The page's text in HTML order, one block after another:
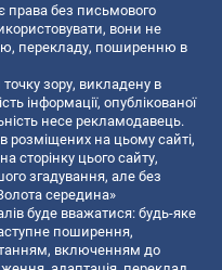
права без письмового
вони не
перекладу, поширенню в
зору, викладену в
інформації, опублікованої
несе рекламодавець.
розміщених на цьому сайті,
сторінку цього сайту,
згадування, але без
середина»
буде вважатися: будь-яке
поширення,
включенням до